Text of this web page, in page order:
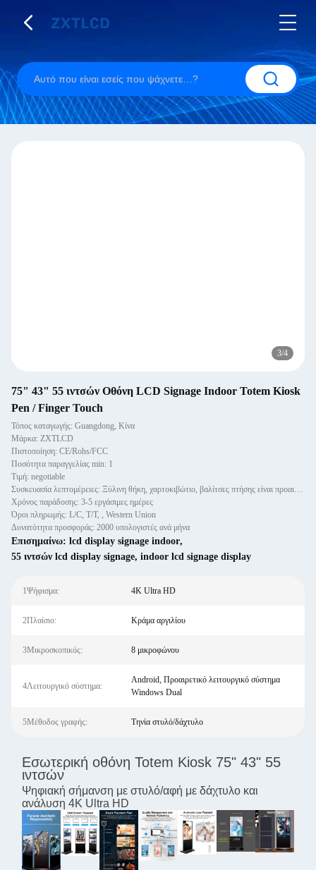
3/4
75" 43" 55 ιντσών Οθόνη LCD Signage Indoor Totem Kiosk
Pen / Finger Touch
Τόπος καταγωγής: Guangdong, Κίνα
Μάρκα: ZXTLCD
Πιστοποίηση: CE/Rohs/FCC
Ποσότητα παραγγελίας min: 1
Τιμή: negotiable
Συσκευασία λεπτομέρειες: Ξύλινη θήκη, χαρτοκιβώτιο, βαλίτσες πτήσης είναι προαιρετικά
Χρόνος παράδοσης: 3-5 εργάσιμες ημέρες
Όροι πληρωμής: L/C, T/T, , Western Union
Δυνατότητα προσφοράς: 2000 υπολογιστές ανά μήνα
Επισημαίνω: lcd display signage indoor,
55 ιντσών lcd display signage, indoor lcd signage display
1Ψήφισμα: 4K Ultra HD
2Πλαίσιο: Κράμα αργιλίου
3Μικροσκοπικός: 8 μικροφώνου
4Λειτουργικό σύστημα:
Android, Προαιρετικό λειτουργικό σύστημα
Windows Dual
5Μέθοδος γραφής: Τηνία στυλό/δάχτυλο
Εσωτερική οθόνη Totem Kiosk 75" 43" 55
ιντσών
Ψηφιακή σήμανση με στυλό/αφή με δάχτυλο και
ανάλυση 4K Ultra HD